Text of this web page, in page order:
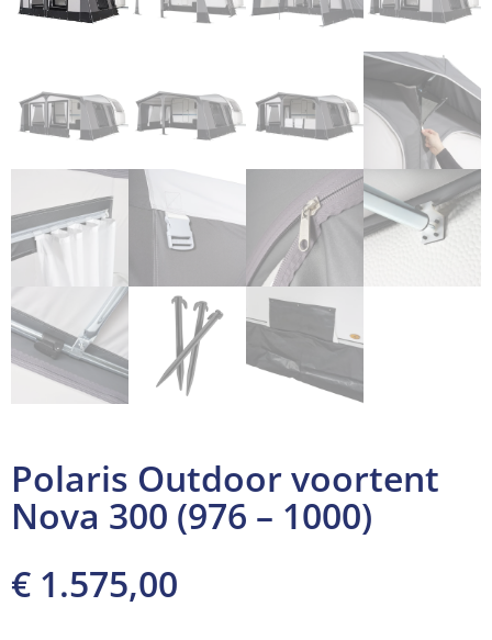
Polaris Outdoor voortent
Nova 300 (976 – 1000)
€ 1.575,00